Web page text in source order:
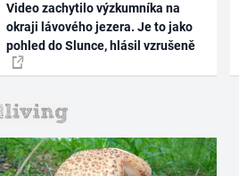
Video zachytilo výzkumníka na
okraji lávového jezera. Je to jako
pohled do Slunce, hlásil vzrušeně